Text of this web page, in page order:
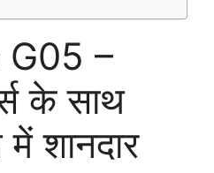
–
के साथ
शानदार